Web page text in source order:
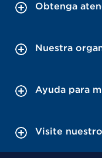
Obtenga
Nuestra
Ayuda para
Visite